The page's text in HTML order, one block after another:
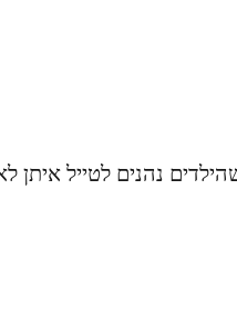
נהנים לטייל